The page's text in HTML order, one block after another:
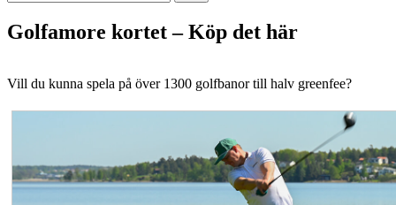
efter:
Golfamore kortet – Köp det här
Vill du kunna spela på över 1300 golfbanor till halv greenfee?